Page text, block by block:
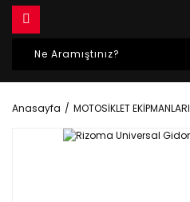
Anasayfa MOTOSİKLET EKİPMANLARI